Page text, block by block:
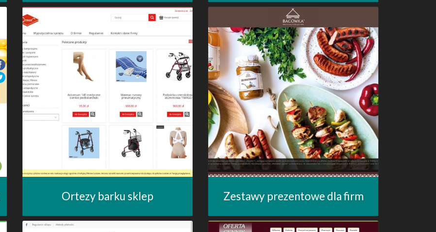
Ortezy barku sklep Zestawy prezentowe dla firm